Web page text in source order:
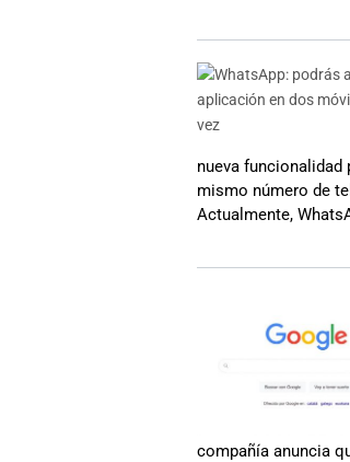
nueva funcionalidad
mismo número de
Actualmente,
compañía anuncia